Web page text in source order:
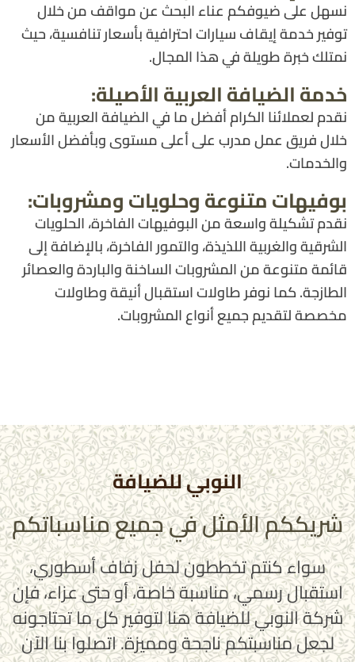
نسهل على ضيوفكم عناء البحث عن مواقف من خلال
توفير خدمة إيقاف سيارات احترافية بأسعار تنافسية، حيث
نمتلك خبرة طويلة في هذا المجال.
خدمة الضيافة العربية الأصيلة:
نقدم لعملائنا الكرام أفضل ما في الضيافة العربية من
خلال فريق عمل مدرب على أعلى مستوى وبأفضل الأسعار
والخدمات.
بوفيهات متنوعة وحلويات ومشروبات:
نقدم تشكيلة واسعة من البوفيهات الفاخرة، الحلويات
الشرقية والغربية اللذيذة، والتمور الفاخرة، بالإضافة إلى
قائمة متنوعة من المشروبات الساخنة والباردة والعصائر
الطازجة. كما نوفر طاولات استقبال أنيقة وطاولات
مخصصة لتقديم جميع أنواع المشروبات.
النوبي للضيافة
شريككم الأمثل في جميع مناسباتكم
سواء كنتم تخططون لحفل زفاف أسطوري،
استقبال رسمي، مناسبة خاصة، أو حتى عزاء، فإن
شركة النوبي للضيافة هنا لتوفير كل ما تحتاجونه
لجعل مناسبتكم ناجحة ومميزة. اتصلوا بنا الآن